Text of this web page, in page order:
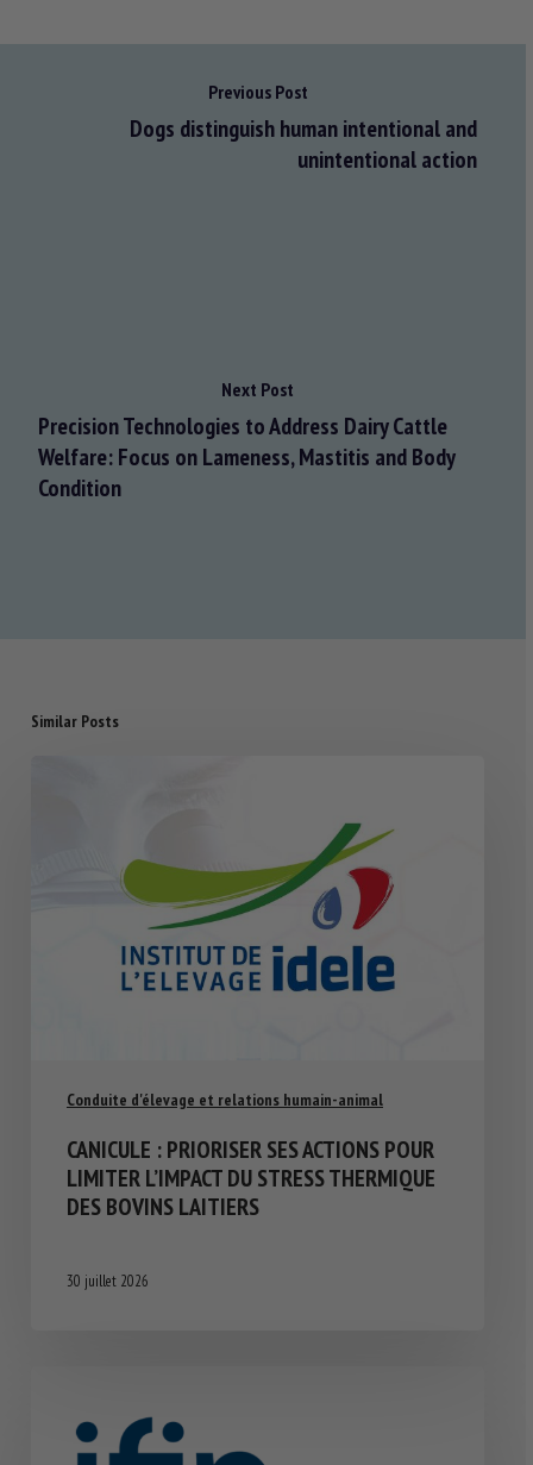
Previous Post
Dogs distinguish human intentional and
unintentional action
Next Post
Precision Technologies to Address Dairy Cattle
Welfare: Focus on Lameness, Mastitis and Body
Condition
Similar Posts
Conduite d'élevage et relations humain-animal
CANICULE : PRIORISER SES ACTIONS POUR
LIMITER L’IMPACT DU STRESS THERMIQUE
DES BOVINS LAITIERS
30 juillet 2026